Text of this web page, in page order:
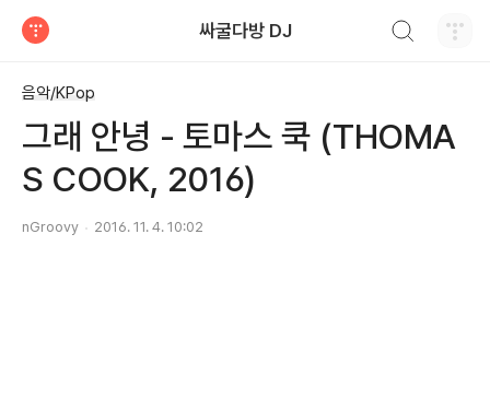
싸굴다방 DJ
음악/KPop
그래 안녕 - 토마스 쿡 (THOMA
S COOK, 2016)
nGroovy 2016. 11. 4. 10:02